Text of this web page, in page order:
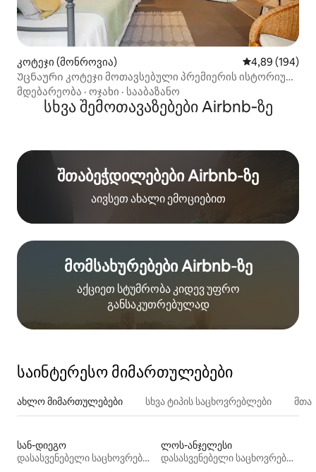
კოტეჯი (მონროვია) საშუალო
4,89 (194)
Უცნაური კოტეჯი მოთავსებული პრემიერის ისტორიულ
ტრაქტატში
მდებარეობა · ოჯახი · სააბაზანო
სხვა შემოთავაზებები Airbnb‑ზე
შთაბეჭდილებები Airbnb‑ზე
აივსეთ ახალი ემოციებით
მომსახურებები Airbnb‑ზე
აქციეთ სტუმრობა კიდევ უფრო
განსაკუთრებულად
საინტერესო მიმართულებები
ახლო მიმართულებები სხვა ტიპის საცხოვრებლები
სან-დიეგო
დასასვენებელი საცხოვრებლები
ლოს-ანჯელესი
დასასვენებელი საცხოვრებლები